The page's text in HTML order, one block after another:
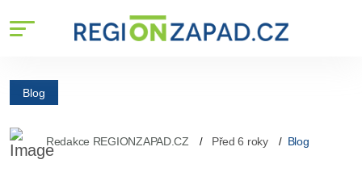
Blog
Redakce REGIONZAPAD.CZ Před 6 roky Blog